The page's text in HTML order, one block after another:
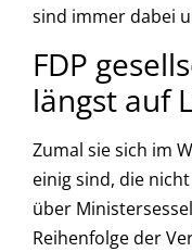
sind immer dabei
FDP
längst auf
Zumal sie sich im
einig sind, die
über
Reihenfolge der